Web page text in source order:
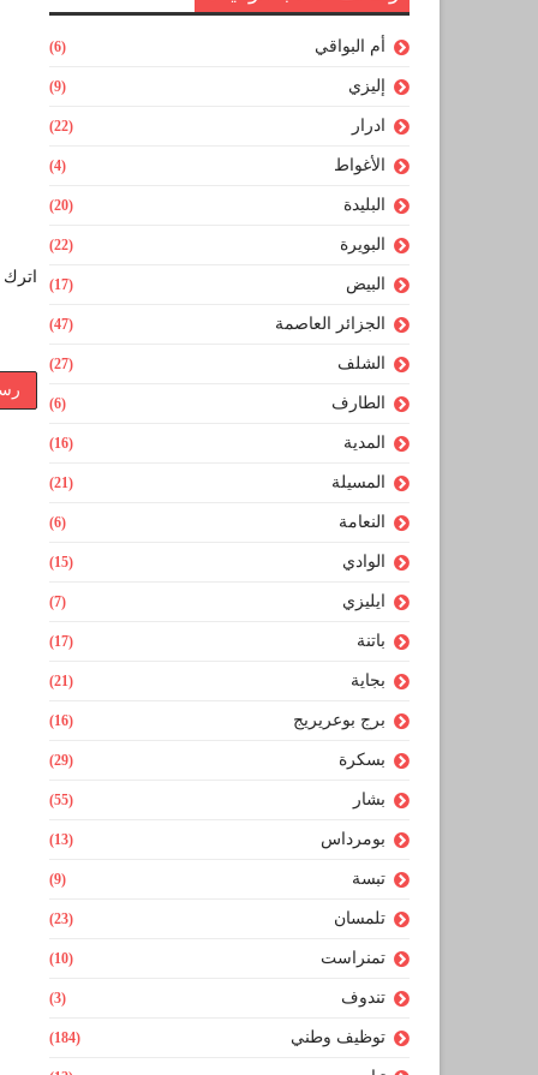
أم البواقي (6)
إليزي (9)
ادرار (22)
الأغواط (4)
البليدة (20)
البويرة (22)
البيض (17)
الجزائر العاصمة (47)
الشلف (27)
الطارف (6)
المدية (16)
المسيلة (21)
النعامة (6)
الوادي (15)
ايليزي (7)
باتنة (17)
بجاية (21)
برج بوعريريج (16)
بسكرة (29)
بشار (55)
بومرداس (13)
تبسة (9)
تلمسان (23)
تمنراست (10)
تندوف (3)
توظيف وطني (184)
اترك